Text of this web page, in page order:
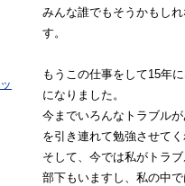
みんな誰でもそうかもし
す。
もうこの仕事をして15年
になりました。
今までいろんなトラブル
を引き連れて勉強させて
そして、今では私がトラ
部下もいますし、私の中